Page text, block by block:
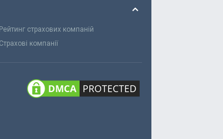
Рейтинг страхових компаній
Страхові компанії